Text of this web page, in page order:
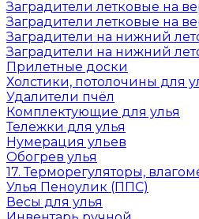
Заградители летковые на
Заградители летковые на
Заградители на нижний
Заградители на нижний
Прилетные доски
Холстики, потолочины для
Удалители пчёл
Комплектующие для улья
Тележки для улья
Нумерация ульев
Обогрев улья
17. Терморегуляторы,
Улья Пеноулик (ППС)
Весы для улья